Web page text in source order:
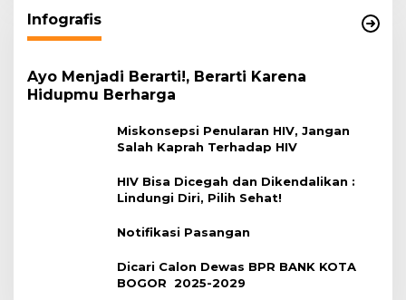
Infografis
Ayo Menjadi Berarti!, Berarti Karena
Hidupmu Berharga
Miskonsepsi Penularan HIV, Jangan
Salah Kaprah Terhadap HIV
HIV Bisa Dicegah dan Dikendalikan :
Lindungi Diri, Pilih Sehat!
Notifikasi Pasangan
Dicari Calon Dewas BPR BANK KOTA
BOGOR 2025-2029